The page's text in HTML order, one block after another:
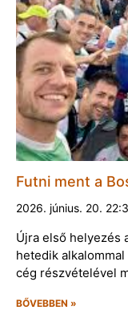
Futni ment a
2026. június. 20.
Újra első helyezés
hetedik
cég részvételével
BŐVEBBEN »